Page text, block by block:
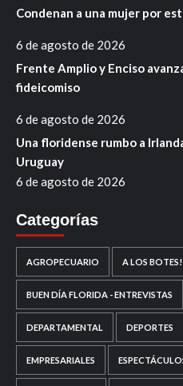
Condenan a una mujer por
6 de agosto de 2026
Frente Amplio y Enciso
fideicomiso
6 de agosto de 2026
Una floridense rumbo a
Uruguay
6 de agosto de 2026
Categorías
AGROPECUARIO A LOS BOTES!
BUEN DÍA FLORIDA - ENTREVISTAS
DEPARTAMENTAL DEPORTES
EMPRESARIALES